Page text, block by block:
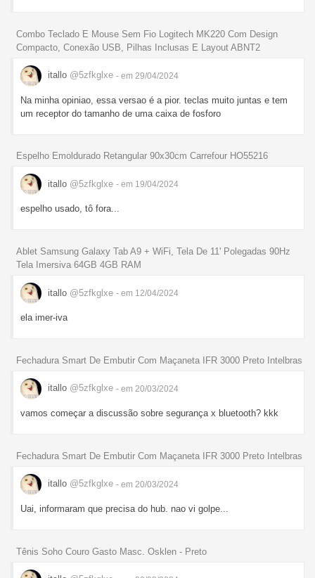
Combo Teclado E Mouse Sem Fio Logitech MK220 Com Design
Compacto, Conexão USB, Pilhas Inclusas E Layout ABNT2
itallo @5zfkglxe - em 29/04/2024
Na minha opiniao, essa versao é a pior. teclas muito juntas e tem
um receptor do tamanho de uma caixa de fosforo
Espelho Emoldurado Retangular 90x30cm Carrefour HO55216
itallo @5zfkglxe - em 19/04/2024
espelho usado, tô fora...
Ablet Samsung Galaxy Tab A9 + WiFi, Tela De 11' Polegadas 90Hz
Tela Imersiva 64GB 4GB RAM
itallo @5zfkglxe - em 12/04/2024
ela imer-iva
Fechadura Smart De Embutir Com Maçaneta IFR 3000 Preto Intelbras
itallo @5zfkglxe - em 20/03/2024
vamos começar a discussão sobre segurança x bluetooth? kkk
Fechadura Smart De Embutir Com Maçaneta IFR 3000 Preto Intelbras
itallo @5zfkglxe - em 20/03/2024
Uai, informaram que precisa do hub. nao vi golpe...
Tênis Soho Couro Gasto Masc. Osklen - Preto